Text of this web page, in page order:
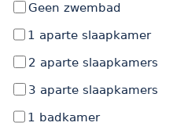
Geen zwembad
1 aparte slaapkamer
2 aparte slaapkamers
3 aparte slaapkamers
1 badkamer